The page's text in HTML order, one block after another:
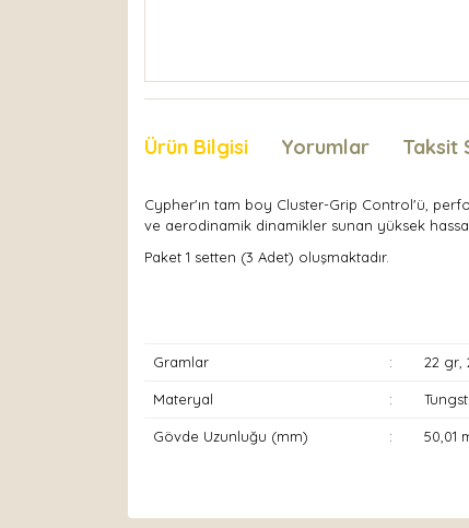
Ürün Bilgisi Yorumlar Taksit
Cypher'ın tam boy Cluster-Grip Control'ü,
ve aerodinamik dinamikler sunan yüksek
Paket 1 setten (3 Adet) oluşmaktadır.
Gramlar : 22 gr,
Materyal :
Gövde Uzunluğu (mm) : 50,01